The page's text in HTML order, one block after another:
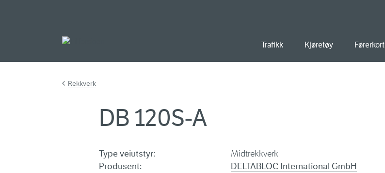
Trafikk Kjøretøy Førerkort
Rekkverk
DB 120S-A
Type veiutstyr:
Midtrekkverk
Produsent:
DELTABLOC International GmbH